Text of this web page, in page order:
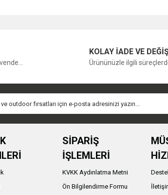
KOLAY İADE VE
Ürününüzle ilgili
SİPARİŞ
İŞLEMLERİ
KVKK Aydınlatma Metni
Ön Bilgilendirme Formu